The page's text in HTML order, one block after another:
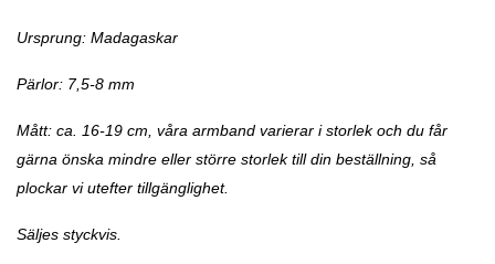
Ursprung: Madagaskar
Pärlor: 7,5-8 mm
Mått: ca. 16-19 cm, våra armband varierar i storlek och du får
gärna önska mindre eller större storlek till din beställning, så
plockar vi utefter tillgänglighet.
Säljes styckvis.